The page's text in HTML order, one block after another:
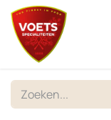
Overslaan naar inhoud